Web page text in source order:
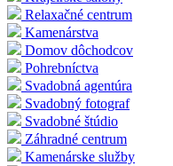
Relaxačné centrum
Kamenárstva
Domov dôchodcov
Pohrebníctva
Svadobná agentúra
Svadobný fotograf
Svadobné štúdio
Záhradné centrum
Kamenárske služby